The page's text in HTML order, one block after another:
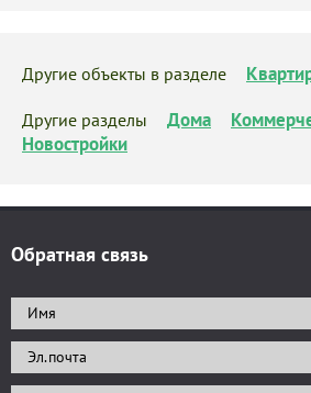
Другие объекты в разделе
Другие разделы Дома
Новостройки
Обратная связь